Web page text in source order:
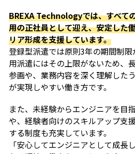
BREXA Technologyでは、すべて
用の正社員として迎え、安定した
リア形成を支援しています。
登録型派遣では原則3年の期間制
用派遣にはその上限がないため、
参画や、業務内容を深く理解した
が実現しやすい働き方です。
また、未経験からエンジニアを目
や、経験者向けのスキルアップ支
する制度も充実しています。
「安心してエンジニアとして成長